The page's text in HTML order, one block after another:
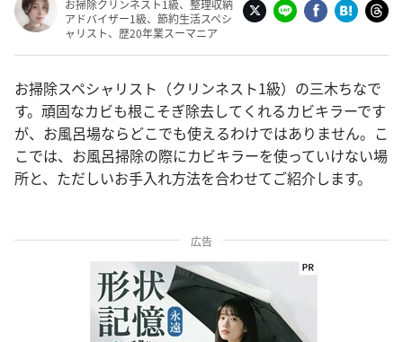
お掃除クリンネスト1級、整理収納
アドバイザー1級、節約生活スペシ
ャリスト、歴20年業スーマニア
お掃除スペシャリスト（クリンネスト1級）の三木ちなで
す。頑固なカビも根こそぎ除去してくれるカビキラーです
が、お風呂場ならどこでも使えるわけではありません。こ
こでは、お風呂掃除の際にカビキラーを使っていけない場
所と、ただしいお手入れ方法を合わせてご紹介します。
広告